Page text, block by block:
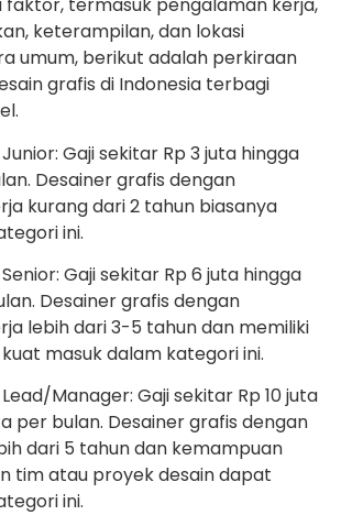
termasuk pengalaman kerja,
keterampilan, dan lokasi
umum, berikut adalah perkiraan
grafis di Indonesia terbagi
Gaji sekitar Rp 3 juta hingga
Desainer grafis dengan
kurang dari 2 tahun biasanya
ini.
Gaji sekitar Rp 6 juta hingga
Desainer grafis dengan
lebih dari 3-5 tahun dan memiliki
masuk dalam kategori ini.
Manager: Gaji sekitar Rp 10 juta
per bulan. Desainer grafis dengan
dari 5 tahun dan kemampuan
tim atau proyek desain dapat
ini.